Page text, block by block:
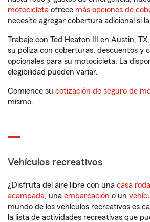
motocicleta ofrece más opciones de
necesite agregar cobertura adicional si
Trabaje con Ted Heaton III en Austin,
su póliza con coberturas, descuentos y
opcionales para su motocicleta. La
elegibilidad pueden variar.
Comience su cotización de seguro de
mismo.
Vehículos recreativos
¿Disfruta del aire libre con una casa
acampada, una embarcación o un
mundo de los vehículos recreativos es
la lista de actividades recreativas que